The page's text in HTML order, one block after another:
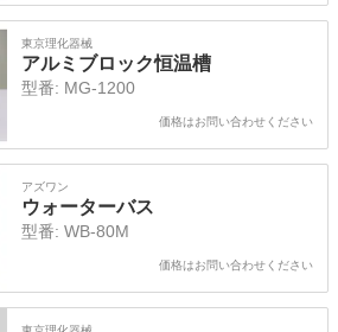
東京理化器械
アルミブロック恒温槽
型番: MG-1200
価格はお問い合わせください
アズワン
ウォーターバス
型番: WB-80M
価格はお問い合わせください